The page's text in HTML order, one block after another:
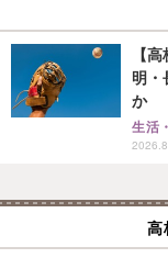
【
明・
か
生活
高